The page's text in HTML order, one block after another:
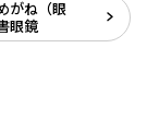
がね（眼
眼鏡